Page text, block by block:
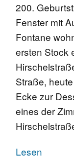
200.
Fenster mit
Fontane
ersten Stock
Straße,
Ecke zur
eines der
Lesen